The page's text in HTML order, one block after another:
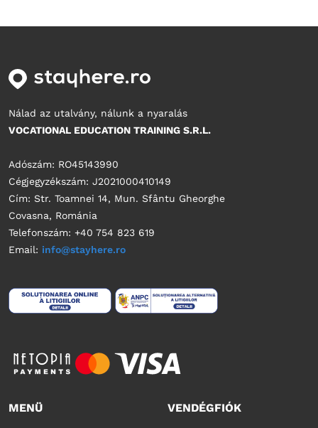
Nálad az utalvány, nálunk a nyaralás
VOCATIONAL EDUCATION TRAINING S.R.L.
Adószám: RO45143990
Cégjegyzékszám: J2021000410149
Cím: Str. Toamnei 14, Mun. Sfântu Gheorghe
Covasna, Románia
Telefonszám: +40 754 823 619
Email: info@stayhere.ro
MENÜ VENDÉGFIÓK